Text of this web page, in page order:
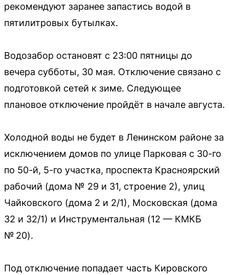
рекомендуют заранее запастись водой в
пятилитровых бутылках.
Водозабор остановят с 23:00 пятницы до
вечера субботы, 30 мая. Отключение связано с
подготовкой сетей к зиме. Следующее
плановое отключение пройдёт в начале августа.
Холодной воды не будет в Ленинском районе за
исключением домов по улице Парковая с 30-го
по 50-й, 5-го участка, проспекта Красноярский
рабочий (дома № 29 и 31, строение 2), улиц
Чайковского (дома 2 и 2/1), Московская (дома
32 и 32/1) и Инструментальная (12 — КМКБ
№ 20).
Под отключение попадает часть Кировского